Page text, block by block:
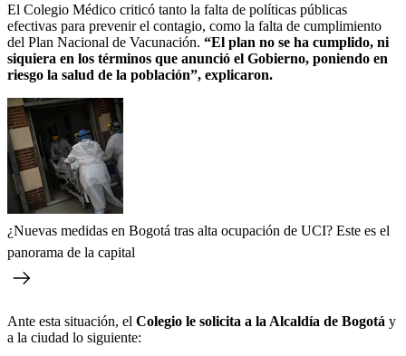
El Colegio Médico criticó tanto la falta de políticas públicas
efectivas para prevenir el contagio, como la falta de cumplimiento
del Plan Nacional de Vacunación. “El plan no se ha cumplido, ni
siquiera en los términos que anunció el Gobierno, poniendo en
riesgo la salud de la población”, explicaron.
¿Nuevas medidas en Bogotá tras alta ocupación de UCI? Este es el
panorama de la capital
Ante esta situación, el Colegio le solicita a la Alcaldía de Bogotá y
a la ciudad lo siguiente: